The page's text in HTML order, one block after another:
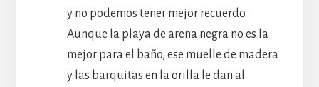
y no podemos tener mejor recuerdo.
Aunque la playa de arena negra no es la
mejor para el baño, ese muelle de madera
y las barquitas en la orilla le dan al